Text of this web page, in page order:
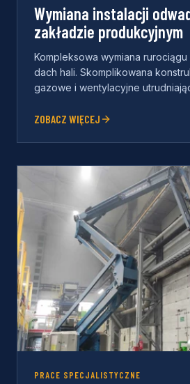
Wymiana instalacji
zakładzie produkcyjnym
Kompleksowa wymiana
dach hali. Skomplikowana
gazowe i wentylacyjne
ZOBACZ WIĘCEJ
PRACE SPECJALISTYCZNE